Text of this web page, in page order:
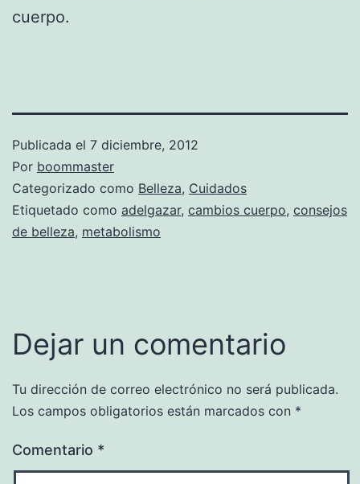
cuerpo.
Publicada el 7 diciembre, 2012
Por boommaster
Categorizado como Belleza, Cuidados
Etiquetado como adelgazar, cambios cuerpo, consejos
de belleza, metabolismo
Dejar un comentario
Tu dirección de correo electrónico no será publicada.
Los campos obligatorios están marcados con *
Comentario *